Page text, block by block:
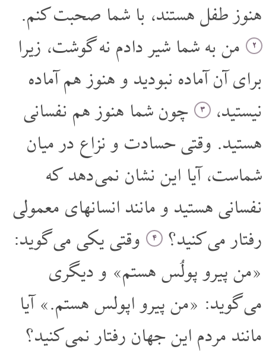
هنوز طفل هستند، با شما صحبت کنم.
۲ من به شما شیر دادم نه گوشت، زیرا
برای آن آماده نبودید و هنوز هم آماده
نیستید،
۳ چون شما هنوز هم نفسانی
هستید. وقتی حسادت و نزاع در میان
شماست، آیا این نشان نمی دهد که
نفسانی هستید و مانند انسانهای معمولی
رفتار می کنید؟
۴ وقتی یکی می گوید:
«من پیرو پولُس هستم» و دیگری
می گوید: «من پیرو اپولس هستم.» آیا
مانند مردم این جهان رفتار نمی کنید؟